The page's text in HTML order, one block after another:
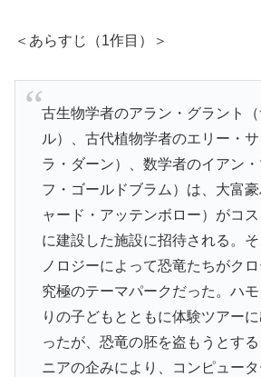
＜あらすじ（1作目）＞
古生物学者のアラン・グラント
ル）、古代植物学者のエリー・
ラ・ダーン）、数学者のイアン
フ・ゴールドブラム）は、大富
ャード・アッテンボロー）がコ
に建設した施設に招待される。
ノロジーによって恐竜たちがク
究極のテーマパークだった。ハ
りの子どもとともに体験ツアー
ったが、恐竜の胚を盗もうとす
ニアの企みにより、コンピュー